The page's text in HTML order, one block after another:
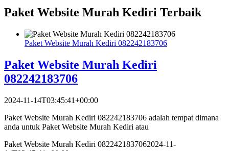
Paket Website Murah Kediri Terbaik
Paket Website Murah Kediri 082242183706
Paket Website Murah Kediri
082242183706
2024-11-14T03:45:41+00:00
Paket Website Murah Kediri 082242183706 adalah tempat dimana
anda untuk Paket Website Murah Kediri atau
Paket Website Murah Kediri 0822421837062024-11-